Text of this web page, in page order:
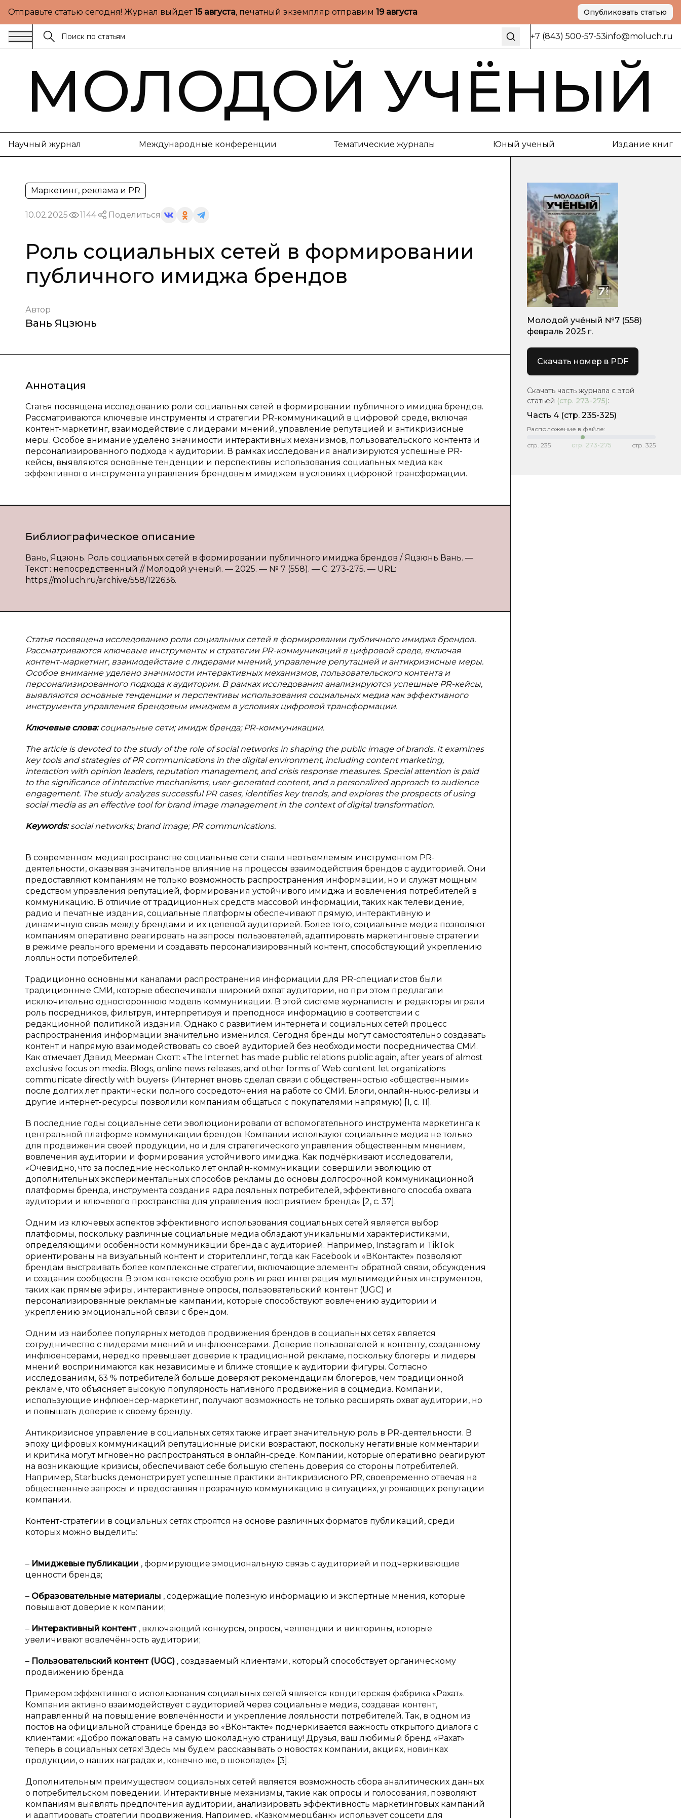
Отправьте статью сегодня! Журнал выйдет15 августа, печатный экземпляр отправим 19 августа Опубликовать статью
+7 (843) 500-57-53info@moluch.ru
МОЛОДОЙ УЧЁНЫЙ
Научный журнал Международные конференции Тематические журналы Юный ученый Издание книг
Маркетинг, реклама и PR
10.02.2025 1144 Поделиться
Роль социальных сетей в формировании
публичного имиджа брендов
Автор
Вань Яцзюнь
Аннотация
Статья посвящена исследованию роли социальных сетей в формировании публичного имиджа брендов.
Рассматриваются ключевые инструменты и стратегии PR-коммуникаций в цифровой среде, включая
контент-маркетинг, взаимодействие с лидерами мнений, управление репутацией и антикризисные
меры. Особое внимание уделено значимости интерактивных механизмов, пользовательского контента и
персонализированного подхода к аудитории. В рамках исследования анализируются успешные PR-
кейсы, выявляются основные тенденции и перспективы использования социальных медиа как
эффективного инструмента управления брендовым имиджем в условиях цифровой трансформации.
Библиографическое описание
Вань, Яцзюнь. Роль социальных сетей в формировании публичного имиджа брендов / Яцзюнь Вань. —
Текст : непосредственный // Молодой ученый. — 2025. — № 7 (558). — С. 273-275. — URL:
https://moluch.ru/archive/558/122636.
Статья посвящена исследованию роли социальных сетей в формировании публичного имиджа брендов.
Рассматриваются ключевые инструменты и стратегии PR-коммуникаций в цифровой среде, включая
контент-маркетинг, взаимодействие с лидерами мнений, управление репутацией и антикризисные меры.
Особое внимание уделено значимости интерактивных механизмов, пользовательского контента и
персонализированного подхода к аудитории. В рамках исследования анализируются успешные PR-кейсы,
выявляются основные тенденции и перспективы использования социальных медиа как эффективного
инструмента управления брендовым имиджем в условиях цифровой трансформации.
Ключевые слова:социальные сети; имидж бренда; PR-коммуникации.
The article is devoted to the study of the role of social networks in shaping the public image of brands. It examines
key tools and strategies of PR communications in the digital environment, including content marketing,
interaction with opinion leaders, reputation management, and crisis response measures. Special attention is paid
to the significance of interactive mechanisms, user-generated content, and a personalized approach to audience
engagement. The study analyzes successful PR cases, identifies key trends, and explores the prospects of using
social media as an effective tool for brand image management in the context of digital transformation.
Keywords:social networks; brand image; PR communications.
В современном медиапространстве социальные сети стали неотъемлемым инструментом PR-
деятельности, оказывая значительное влияние на процессы взаимодействия брендов с аудиторией. Они
предоставляют компаниям не только возможность распространения информации, но и служат мощным
средством управления репутацией, формирования устойчивого имиджа и вовлечения потребителей в
коммуникацию. В отличие от традиционных средств массовой информации, таких как телевидение,
радио и печатные издания, социальные платформы обеспечивают прямую, интерактивную и
динамичную связь между брендами и их целевой аудиторией. Более того, социальные медиа позволяют
компаниям оперативно реагировать на запросы пользователей, адаптировать маркетинговые стратегии
в режиме реального времени и создавать персонализированный контент, способствующий укреплению
лояльности потребителей.
Традиционно основными каналами распространения информации для PR-специалистов были
традиционные СМИ, которые обеспечивали широкий охват аудитории, но при этом предлагали
исключительно одностороннюю модель коммуникации. В этой системе журналисты и редакторы играли
роль посредников, фильтруя, интерпретируя и преподнося информацию в соответствии с
редакционной политикой издания. Однако с развитием интернета и социальных сетей процесс
распространения информации значительно изменился. Сегодня бренды могут самостоятельно создавать
контент и напрямую взаимодействовать со своей аудиторией без необходимости посредничества СМИ.
Как отмечает Дэвид Меерман Скотт: «The Internet has made public relations public again, after years of almost
exclusive focus on media. Blogs, online news releases, and other forms of Web content let organizations
communicate directly with buyers» (Интернет вновь сделал связи с общественностью «общественными»
после долгих лет практически полного сосредоточения на работе со СМИ. Блоги, онлайн-ньюс-релизы и
другие интернет-ресурсы позволили компаниям общаться с покупателями напрямую) [1, c. 11].
В последние годы социальные сети эволюционировали от вспомогательного инструмента маркетинга к
центральной платформе коммуникации брендов. Компании используют социальные медиа не только
для продвижения своей продукции, но и для стратегического управления общественным мнением,
вовлечения аудитории и формирования устойчивого имиджа. Как подчёркивают исследователи,
«Очевидно, что за последние несколько лет онлайн-коммуникации совершили эволюцию от
дополнительных экспериментальных способов рекламы до основы долгосрочной коммуникационной
платформы бренда, инструмента создания ядра лояльных потребителей, эффективного способа охвата
аудитории и ключевого пространства для управления восприятием бренда» [2, с. 37].
Одним из ключевых аспектов эффективного использования социальных сетей является выбор
платформы, поскольку различные социальные медиа обладают уникальными характеристиками,
определяющими особенности коммуникации бренда с аудиторией. Например, Instagram и TikTok
ориентированы на визуальный контент и сторителлинг, тогда как Facebook и «ВКонтакте» позволяют
брендам выстраивать более комплексные стратегии, включающие элементы обратной связи, обсуждения
и создания сообществ. В этом контексте особую роль играет интеграция мультимедийных инструментов,
таких как прямые эфиры, интерактивные опросы, пользовательский контент (UGC) и
персонализированные рекламные кампании, которые способствуют вовлечению аудитории и
укреплению эмоциональной связи с брендом.
Одним из наиболее популярных методов продвижения брендов в социальных сетях является
сотрудничество с лидерами мнений и инфлюенсерами. Доверие пользователей к контенту, созданному
инфлюенсерами, нередко превышает доверие к традиционной рекламе, поскольку блогеры и лидеры
мнений воспринимаются как независимые и ближе стоящие к аудитории фигуры. Согласно
исследованиям, 63 % потребителей больше доверяют рекомендациям блогеров, чем традиционной
рекламе, что объясняет высокую популярность нативного продвижения в соцмедиа. Компании,
использующие инфлюенсер-маркетинг, получают возможность не только расширять охват аудитории, но
и повышать доверие к своему бренду.
Антикризисное управление в социальных сетях также играет значительную роль в PR-деятельности. В
эпоху цифровых коммуникаций репутационные риски возрастают, поскольку негативные комментарии
и критика могут мгновенно распространяться в онлайн-среде. Компании, которые оперативно реагируют
на возникающие кризисы, обеспечивают себе большую степень доверия со стороны потребителей.
Например, Starbucks демонстрирует успешные практики антикризисного PR, своевременно отвечая на
общественные запросы и предоставляя прозрачную коммуникацию в ситуациях, угрожающих репутации
компании.
Контент-стратегии в социальных сетях строятся на основе различных форматов публикаций, среди
которых можно выделить:
– Имиджевые публикации , формирующие эмоциональную связь с аудиторией и подчеркивающие
ценности бренда;
– Образовательные материалы , содержащие полезную информацию и экспертные мнения, которые
повышают доверие к компании;
– Интерактивный контент , включающий конкурсы, опросы, челленджи и викторины, которые
увеличивают вовлечённость аудитории;
– Пользовательский контент (UGC) , создаваемый клиентами, который способствует органическому
продвижению бренда.
Примером эффективного использования социальных сетей является кондитерская фабрика «Рахат».
Компания активно взаимодействует с аудиторией через социальные медиа, создавая контент,
направленный на повышение вовлечённости и укрепление лояльности потребителей. Так, в одном из
постов на официальной странице бренда во «ВКонтакте» подчеркивается важность открытого диалога с
клиентами: «Добро пожаловать на самую шоколадную страницу! Друзья, ваш любимый бренд «Рахат»
теперь в социальных сетях! Здесь мы будем рассказывать о новостях компании, акциях, новинках
продукции, о наших наградах и, конечно же, о шоколаде» [3].
Дополнительным преимуществом социальных сетей является возможность сбора аналитических данных
о потребительском поведении. Интерактивные механизмы, такие как опросы и голосования, позволяют
компаниям выявлять предпочтения аудитории, анализировать эффективность маркетинговых кампаний
и адаптировать стратегии продвижения. Например, «Казкоммерцбанк» использует соцсети для
Молодой учёный №7 (558)
февраль 2025 г.
Скачать номер в PDF
Скачать часть журнала с этой
статьей (стр. 273-275):
Часть 4 (стр. 235-325)
Расположение в файле:
стр. 235 стр. 273-275 стр. 325